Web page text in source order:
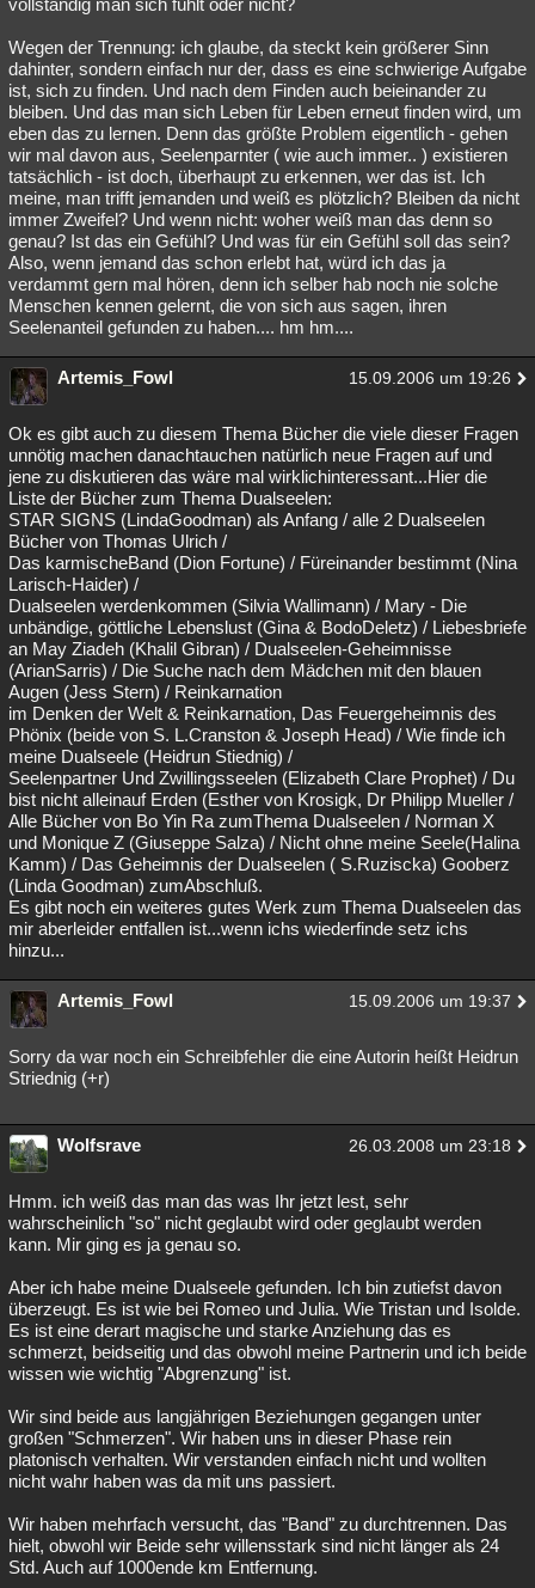
vollständig man sich fühlt oder nicht?
Wegen der Trennung: ich glaube, da steckt kein größerer Sinn
dahinter, sondern einfach nur der, dass es eine schwierige Aufgabe
ist, sich zu finden. Und nach dem Finden auch beieinander zu
bleiben. Und das man sich Leben für Leben erneut finden wird, um
eben das zu lernen. Denn das größte Problem eigentlich - gehen
wir mal davon aus, Seelenparnter ( wie auch immer.. ) existieren
tatsächlich - ist doch, überhaupt zu erkennen, wer das ist. Ich
meine, man trifft jemanden und weiß es plötzlich? Bleiben da nicht
immer Zweifel? Und wenn nicht: woher weiß man das denn so
genau? Ist das ein Gefühl? Und was für ein Gefühl soll das sein?
Also, wenn jemand das schon erlebt hat, würd ich das ja
verdammt gern mal hören, denn ich selber hab noch nie solche
Menschen kennen gelernt, die von sich aus sagen, ihren
Seelenanteil gefunden zu haben.... hm hm....
Artemis_Fowl 15.09.2006 um 19:26
Ok es gibt auch zu diesem Thema Bücher die viele dieser Fragen
unnötig machen danachtauchen natürlich neue Fragen auf und
jene zu diskutieren das wäre mal wirklichinteressant...Hier die
Liste der Bücher zum Thema Dualseelen:
STAR SIGNS (LindaGoodman) als Anfang / alle 2 Dualseelen
Bücher von Thomas Ulrich /
Das karmischeBand (Dion Fortune) / Füreinander bestimmt (Nina
Larisch-Haider) /
Dualseelen werdenkommen (Silvia Wallimann) / Mary - Die
unbändige, göttliche Lebenslust (Gina & BodoDeletz) / Liebesbriefe
an May Ziadeh (Khalil Gibran) / Dualseelen-Geheimnisse
(ArianSarris) / Die Suche nach dem Mädchen mit den blauen
Augen (Jess Stern) / Reinkarnation
im Denken der Welt & Reinkarnation, Das Feuergeheimnis des
Phönix (beide von S. L.Cranston & Joseph Head) / Wie finde ich
meine Dualseele (Heidrun Stiednig) /
Seelenpartner Und Zwillingsseelen (Elizabeth Clare Prophet) / Du
bist nicht alleinauf Erden (Esther von Krosigk, Dr Philipp Mueller /
Alle Bücher von Bo Yin Ra zumThema Dualseelen / Norman X
und Monique Z (Giuseppe Salza) / Nicht ohne meine Seele(Halina
Kamm) / Das Geheimnis der Dualseelen ( S.Ruziscka) Gooberz
(Linda Goodman) zumAbschluß.
Es gibt noch ein weiteres gutes Werk zum Thema Dualseelen das
mir aberleider entfallen ist...wenn ichs wiederfinde setz ichs
hinzu...
Artemis_Fowl 15.09.2006 um 19:37
Sorry da war noch ein Schreibfehler die eine Autorin heißt Heidrun
Striednig (+r)
Wolfsrave 26.03.2008 um 23:18
Hmm. ich weiß das man das was Ihr jetzt lest, sehr
wahrscheinlich "so" nicht geglaubt wird oder geglaubt werden
kann. Mir ging es ja genau so.
Aber ich habe meine Dualseele gefunden. Ich bin zutiefst davon
überzeugt. Es ist wie bei Romeo und Julia. Wie Tristan und Isolde.
Es ist eine derart magische und starke Anziehung das es
schmerzt, beidseitig und das obwohl meine Partnerin und ich beide
wissen wie wichtig "Abgrenzung" ist.
Wir sind beide aus langjährigen Beziehungen gegangen unter
großen "Schmerzen". Wir haben uns in dieser Phase rein
platonisch verhalten. Wir verstanden einfach nicht und wollten
nicht wahr haben was da mit uns passiert.
Wir haben mehrfach versucht, das "Band" zu durchtrennen. Das
hielt, obwohl wir Beide sehr willensstark sind nicht länger als 24
Std. Auch auf 1000ende km Entfernung.